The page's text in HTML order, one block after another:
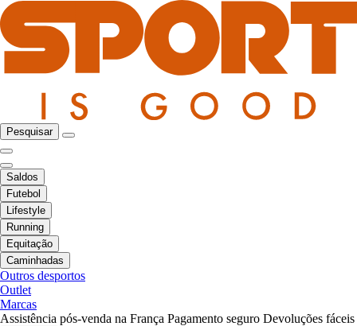
Pesquisar
Saldos
Futebol
Lifestyle
Running
Equitação
Caminhadas
Outros desportos
Outlet
Marcas
Assistência pós-venda na França Pagamento seguro Devoluções fáceis